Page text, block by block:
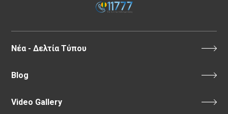
Νέα - Δελτία Τύπου
Blog
Video Gallery